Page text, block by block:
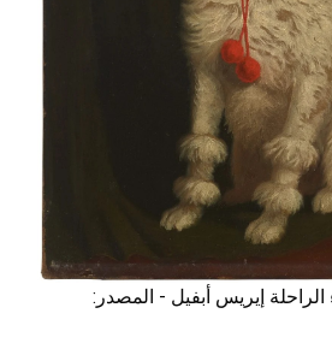
إيريس أبفيل - المصدر: